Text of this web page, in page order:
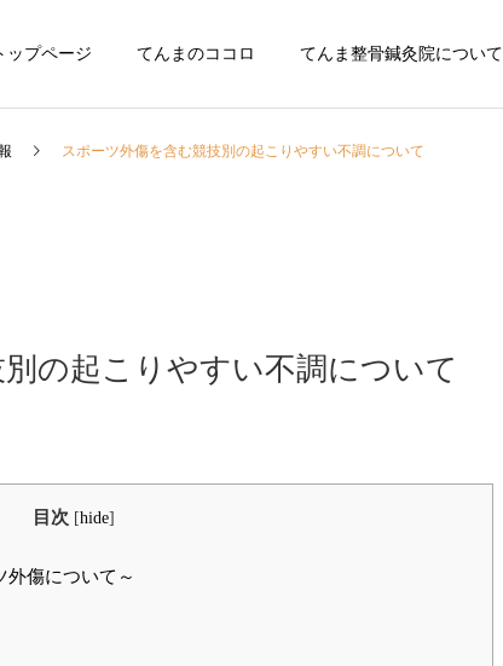
ップページ てんまのココロ てんま整骨鍼灸院について
スポーツ外傷を含む競技別の起こりやすい不調について
の起こりやすい不調について
目次 [hide]
傷について～